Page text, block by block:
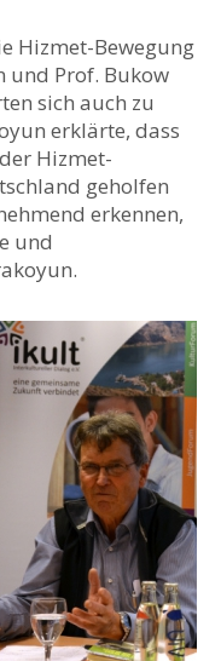
Hizmet-Bewegung
und Prof. Bukow
sich auch zu
erklärte, dass
Hizmet-
geholfen
erkennen,
und